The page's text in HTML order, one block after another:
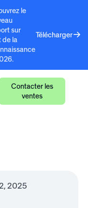
le
sur
de la
Télécharger
Contacter les
ventes
2025